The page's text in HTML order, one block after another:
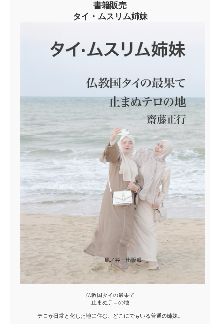
書籍販売
タイ・ムスリム姉妹
仏教国タイの最果て
止まぬテロの地
テロが日常と化した地に住む、どこにでもいる普通の姉妹。